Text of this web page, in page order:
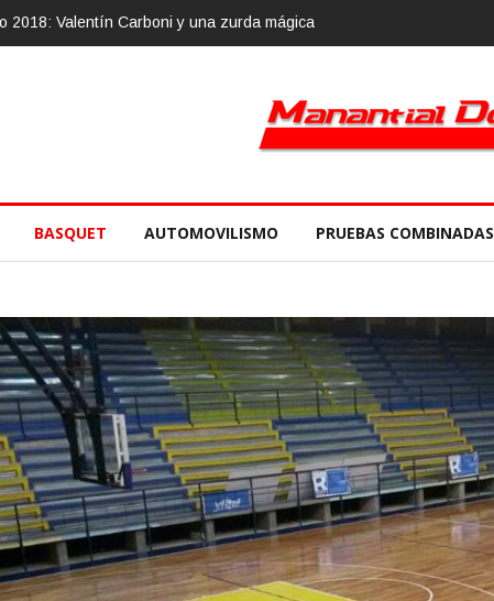
mágicaCalvario Race 2018, 10 de noviembre
BASQUET AUTOMOVILISMO PRUEBAS COMBINADAS